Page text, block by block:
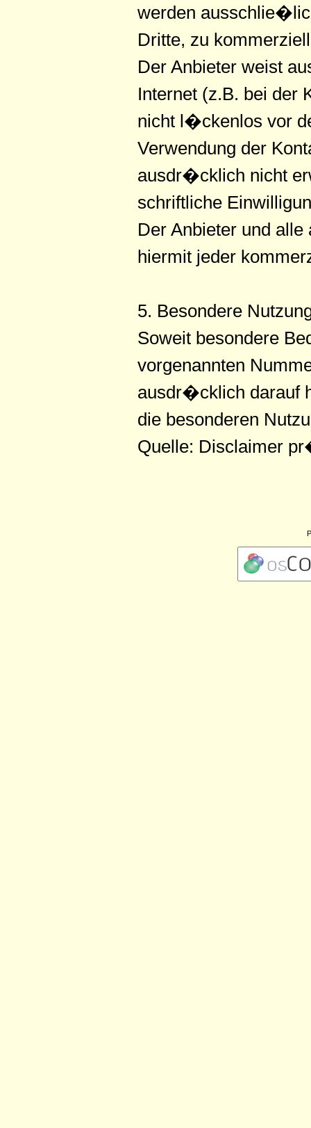
werden
Dritte, zu
Der Anbieter weist
Internet (z.B. bei der
nicht l�ckenlos vor
Verwendung der
ausdr�cklich nicht
schriftliche
Der Anbieter und
hiermit jeder
5. Besondere
Soweit besondere
vorgenannten
ausdr�cklich darauf
die besonderen
Quelle: Disclaimer